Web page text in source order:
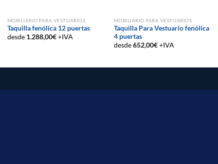
MOBILIARIO PARA VESTUARIOS
Taquilla fenólica 12 puertas
desde 1.288,00€+IVA
MOBILIARIO PARA VESTUARIOS
Taquilla Para Vestuario fenólica
4 puertas
desde652,00€+IVA